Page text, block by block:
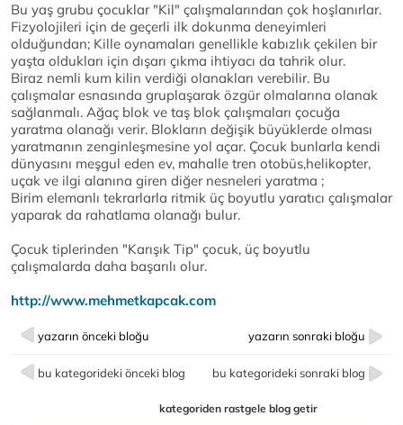
Bu yaş grubu çocuklar "Kil" çalışmalarından çok hoşlanırlar.
Fizyolojileri için de geçerli ilk dokunma deneyimleri
olduğundan; Kille oynamaları genellikle kabızlık çekilen bir
yaşta oldukları için dışarı çıkma ihtiyacı da tahrik olur.
Biraz nemli kum kilin verdiği olanakları verebilir. Bu
çalışmalar esnasında gruplaşarak özgür olmalarına olanak
sağlanmalı. Ağaç blok ve taş blok çalışmaları çocuğa
yaratma olanağı verir. Blokların değişik büyüklerde olması
yaratmanın zenginleşmesine yol açar. Çocuk bunlarla kendi
dünyasını meşgul eden ev, mahalle tren otobüs,helikopter,
uçak ve ilgi alanına giren diğer nesneleri yaratma ;
Birim elemanlı tekrarlarla ritmik üç boyutlu yaratıcı çalışmalar
yaparak da rahatlama olanağı bulur.
Çocuk tiplerinden "Karışık Tip" çocuk, üç boyutlu
çalışmalarda daha başarılı olur.
http://www.mehmetkapcak.com
yazarın önceki bloğu yazarın sonraki bloğu
bu kategorideki önceki blog bu kategorideki sonraki blog
kategoriden rastgele blog getir